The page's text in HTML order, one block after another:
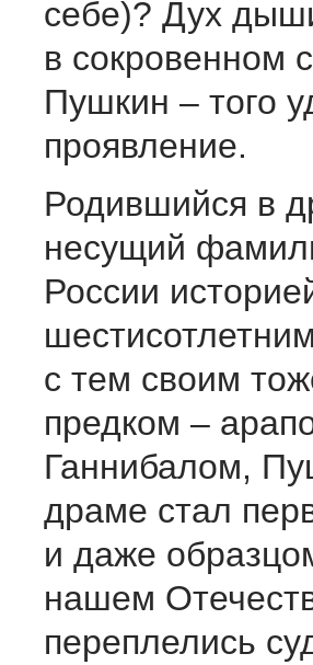
себе)? Дух
в сокровенном
Пушкин – того
проявление.
Родившийся в
несущий
России
с тем своим
предком –
Ганнибалом,
драме стал
и даже
нашем
переплелись